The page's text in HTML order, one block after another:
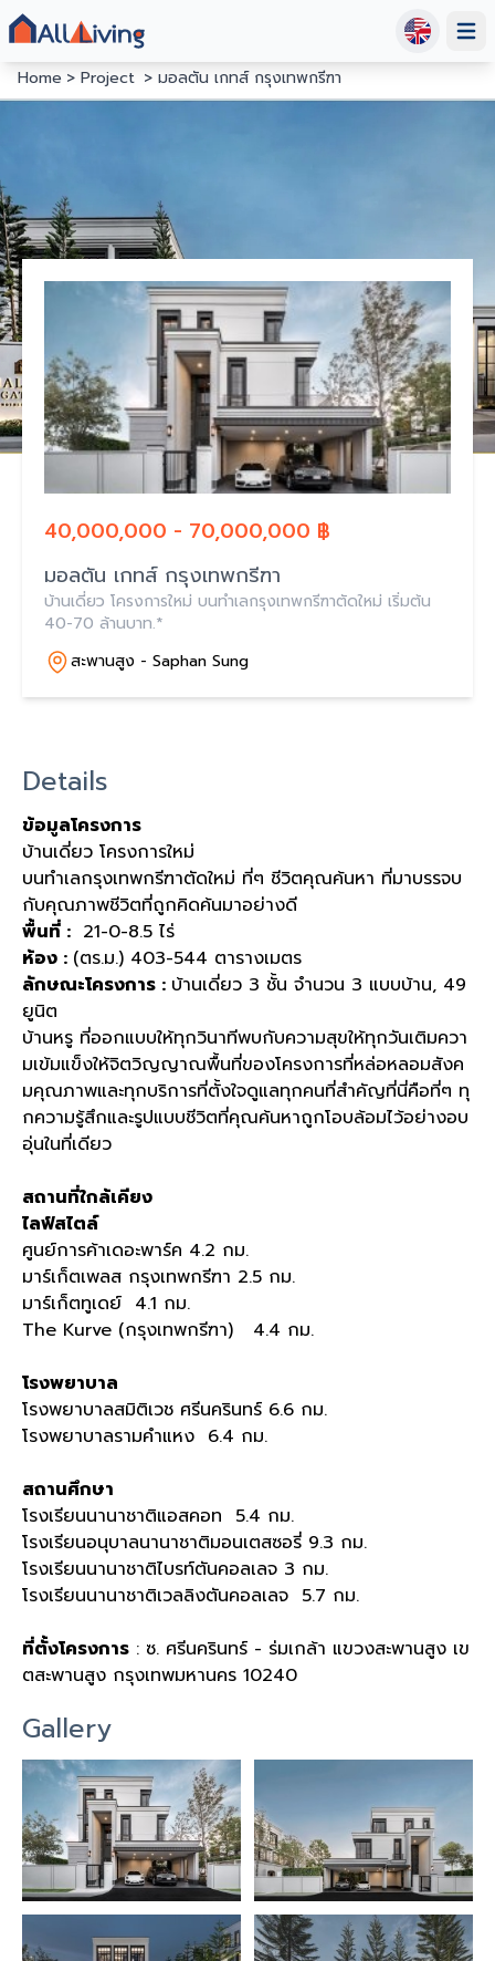
Home
Project มอลตัน เกทส์ กรุงเทพกรีฑา
40,000,000 - 70,000,000 ฿
มอลตัน เกทส์ กรุงเทพกรีฑา
บ้านเดี่ยว โครงการใหม่ บนทำเลกรุงเทพกรีฑาตัดใหม่ เริ่มต้น
40-70 ล้านบาท.*
สะพานสูง - Saphan Sung
Details
ข้อมูลโครงการ
บ้านเดี่ยว โครงการใหม่
บนทำเลกรุงเทพกรีฑาตัดใหม่ ที่ๆ ชีวิตคุณค้นหา ที่มาบรรจบ
กับคุณภาพชีวิตที่ถูกคิดค้นมาอย่างดี
พื้นที่ : 21-0-8.5 ไร่
ห้อง : (ตร.ม.) 403-544 ตารางเมตร
ลักษณะโครงการ : บ้านเดี่ยว 3 ชั้น จำนวน 3 แบบบ้าน, 49
ยูนิต
บ้านหรู ที่ออกแบบให้ทุกวินาทีพบกับความสุขให้ทุกวันเติมควา
มเข้มแข็งให้จิตวิญญาณพื้นที่ของโครงการที่หล่อหลอมสังค
มคุณภาพและทุกบริการที่ตั้งใจดูแลทุกคนที่สำคัญที่นี่คือที่ๆ ทุ
กความรู้สึกและรูปแบบชีวิตที่คุณค้นหาถูกโอบล้อมไว้อย่างอบ
อุ่นในที่เดียว
สถานที่ใกล้เคียง
ไลฟ์สไตล์
ศูนย์การค้าเดอะพาร์ค 4.2 กม.
มาร์เก็ตเพลส กรุงเทพกรีฑา 2.5 กม.
มาร์เก็ตทูเดย์ 4.1 กม.
The Kurve (กรุงเทพกรีฑา) 4.4 กม.
โรงพยาบาล
โรงพยาบาลสมิติเวช ศรีนครินทร์ 6.6 กม.
โรงพยาบาลรามคำแหง 6.4 กม.
สถานศึกษา
โรงเรียนนานาชาติแอสคอท 5.4 กม.
โรงเรียนอนุบาลนานาชาติมอนเตสซอรี่ 9.3 กม.
โรงเรียนนานาชาติไบรท์ตันคอลเลจ 3 กม.
โรงเรียนนานาชาติเวลลิงตันคอลเลจ 5.7 กม.
ที่ตั้งโครงการ : ซ. ศรีนครินทร์ - ร่มเกล้า แขวงสะพานสูง เข
ตสะพานสูง กรุงเทพมหานคร 10240
Gallery